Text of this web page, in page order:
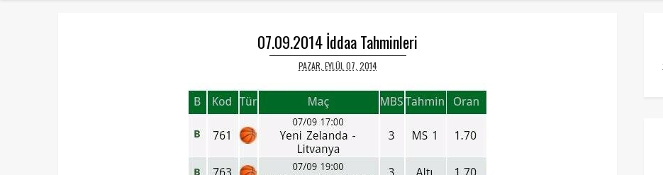
07.09.2014 İddaa Tahminleri
PAZAR, EYLÜL 07, 2014